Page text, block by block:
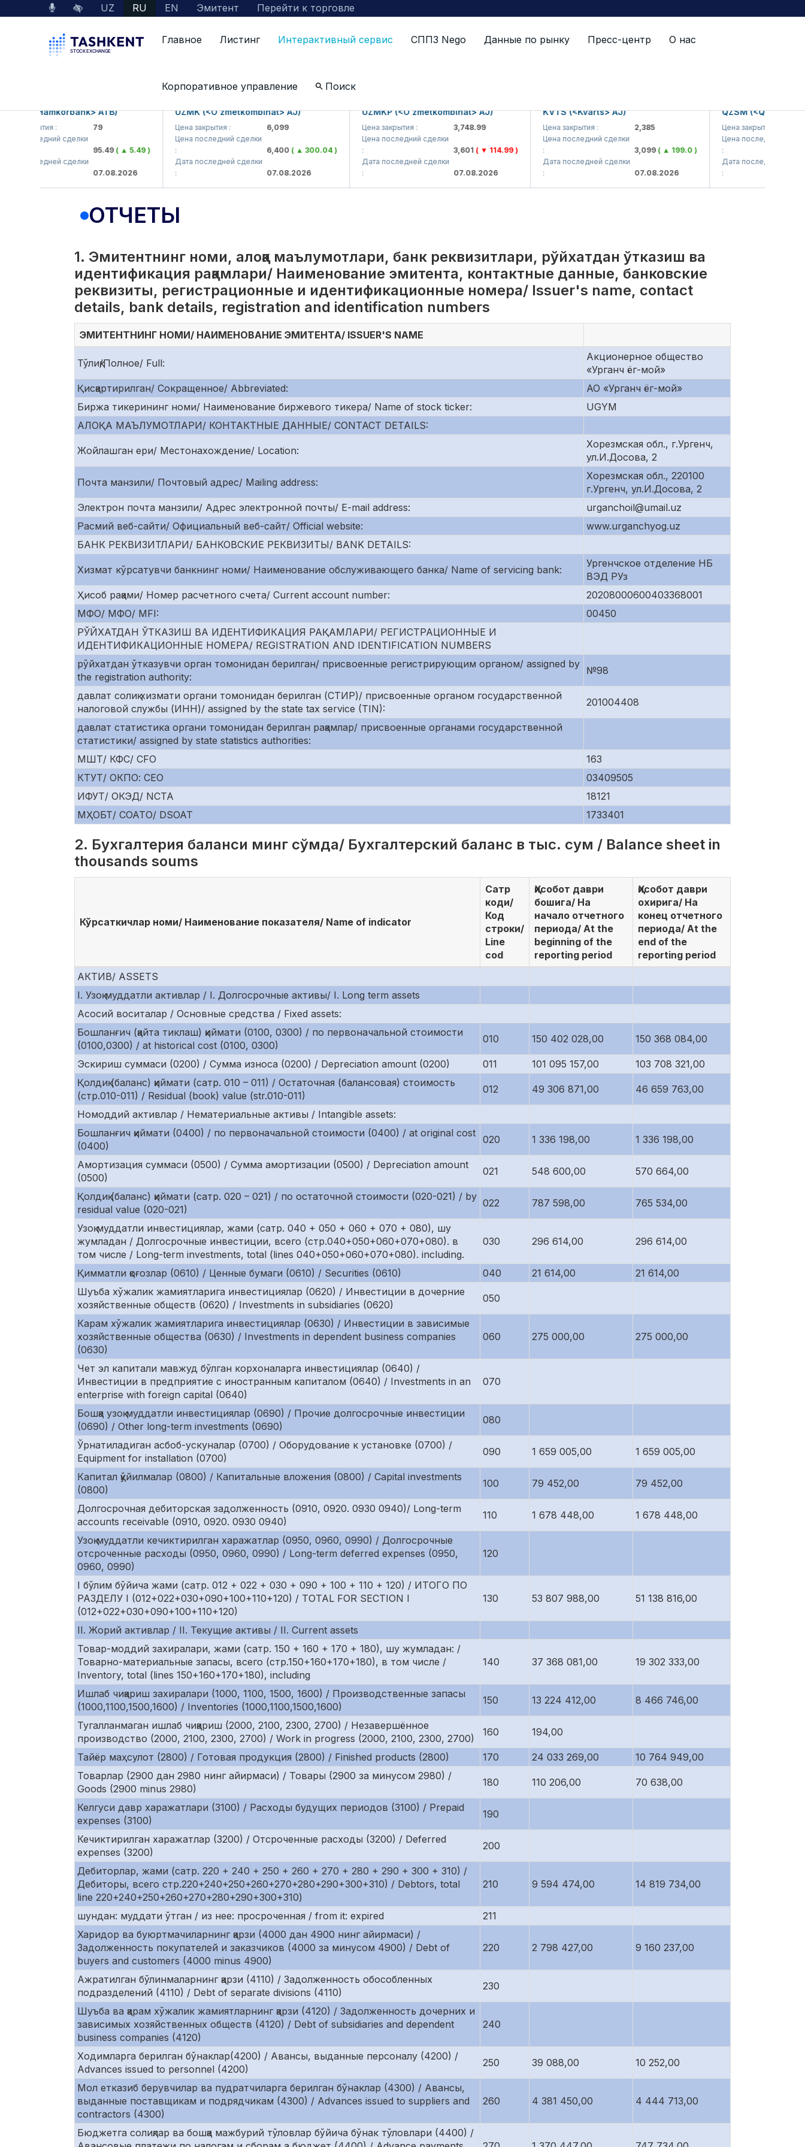
UZ RU EN Эмитент Перейти к торговле
Главное Листинг Интерактивный сервис СППЗ Nego Данные по рынку Пресс-центр О нас
Корпоративное управление Поиск
Раскрытие информации по компаниям включенных в биржевой котировальный список
(<Hamkorbank> ATB)
сделки
95.49( ▲ 5.49 )
сделки
07.08.2026
UZMK (<O'zmetkombinat> AJ)
Цена закрытия :
6,099
Цена последний сделки
6,400( ▲ 300.04 )
Дата последней сделки
07.08.2026
UZMKP (<O'zmetkombinat> AJ)
Цена закрытия :
3,748.99
Цена последний сделки
3,601( ▼ 114.99 )
Дата последней сделки
07.08.2026
KVTS (<Kvarts> AJ)
Цена закрытия :
Цена последний сделки
3,099( ▲ 199.0 )
Дата последней сделки
07.08.2026
QZSM
Цена закрытия :
Цена последний сделки
Дата последней сделки
ОТЧЕТЫ
1. Эмитентнинг номи, алоқа маълумотлари, банк реквизитлари, рўйхатдан ўтказиш ва
идентификация рақамлари/ Наименование эмитента, контактные данные, банковские
реквизиты, регистрационные и идентификационные номера/ Issuer's name, contact
details, bank details, registration and identification numbers
ЭМИТЕНТНИНГ НОМИ/ НАИМЕНОВАНИЕ ЭМИТЕНТА/ ISSUER'S NAME
Тўлиқ/Полное/ Full:
Акционерное общество
«Урганч ёг-мой»
Қисқартирилган/ Сокращенное/ Abbreviated:
АО «Урганч ёг-мой»
Биржа тикерининг номи/ Наименование биржевого тикера/ Name of stock ticker:
UGYM
АЛОҚА МАЪЛУМОТЛАРИ/ КОНТАКТНЫЕ ДАННЫЕ/ CONTACT DETAILS:
Жойлашган ери/ Местонахождение/ Location:
Хорезмская обл., г.Ургенч,
ул.И.Досова, 2
Почта манзили/ Почтовый адрес/ Mailing address:
Хорезмская обл., 220100
г.Ургенч, ул.И.Досова, 2
Электрон почта манзили/ Адрес электронной почты/ E-mail address:
urganchoil@umail.uz
Расмий веб-сайти/ Официальный веб-сайт/ Official website:
www.urganchyog.uz
БАНК РЕКВИЗИТЛАРИ/ БАНКОВСКИЕ РЕКВИЗИТЫ/ BANK DETAILS:
Хизмат кўрсатувчи банкнинг номи/ Наименование обслуживающего банка/ Name of servicing bank:
Ургенчское отделение НБ
ВЭД РУз
Ҳисоб рақами/ Номер расчетного счета/ Current account number:
20208000600403368001
МФО/ МФО/ MFI:
00450
РЎЙХАТДАН ЎТКАЗИШ ВА ИДЕНТИФИКАЦИЯ РАҚАМЛАРИ/ РЕГИСТРАЦИОННЫЕ И
ИДЕНТИФИКАЦИОННЫЕ НОМЕРА/ REGISTRATION AND IDENTIFICATION NUMBERS
рўйхатдан ўтказувчи орган томонидан берилган/ присвоенные регистрирующим органом/ assigned by
the registration authority:
№98
давлат солиқ хизмати органи томонидан берилган (СТИР)/ присвоенные органом государственной
налоговой службы (ИНН)/ assigned by the state tax service (TIN):
201004408
давлат статистика органи томонидан берилган рақамлар/ присвоенные органами государственной
статистики/ assigned by state statistics authorities:
МШТ/ КФС/ CFO
163
КТУТ/ ОКПО: CEO
03409505
ИФУТ/ ОКЭД/ NCTA
18121
МҲОБТ/ СОАТО/ DSOAT
1733401
2. Бухгалтерия баланси минг сўмда/ Бухгалтерский баланс в тыс. сум / Balance sheet in
thousands soums
Кўрсаткичлар номи/ Наименование показателя/ Name of indicator
Сатр
коди/
Код
строки/
Line
cod
Ҳисобот даври
бошига/ На
начало отчетного
периода/ At the
beginning of the
reporting period
Ҳисобот даври
охирига/ На
конец отчетного
периода/ At the
end of the
reporting period
АКТИВ/ ASSETS
I. Узоқ муддатли активлар / I. Долгосрочные активы/ I. Long term assets
Асосий воситалар / Основные средства / Fixed assets:
Бошланғич (қайта тиклаш) қиймати (0100, 0300) / по первоначальной стоимости
(0100,0300) / at historical cost (0100, 0300)
010 150 402 028,00 150 368 084,00
Эскириш суммаси (0200) / Сумма износа (0200) / Depreciation amount (0200) 011 101 095 157,00
103 708 321,00
Қолдиқ (баланс) қиймати (сатр. 010 – 011) / Остаточная (балансовая) стоимость
(стр.010-011) / Residual (book) value (str.010-011)
012 49 306 871,00 46 659 763,00
Номоддий активлар / Нематериальные активы / Intangible assets:
Бошланғич қиймати (0400) / по первоначальной стоимости (0400) / at original cost
(0400)
020 1 336 198,00 1 336 198,00
Амортизация суммаси (0500) / Сумма амортизации (0500) / Depreciation amount
(0500)
021 548 600,00 570 664,00
Қолдиқ (баланс) қиймати (сатр. 020 – 021) / по остаточной стоимости (020-021) / by
residual value (020-021)
022 787 598,00 765 534,00
Узоқ муддатли инвестициялар, жами (сатр. 040 + 050 + 060 + 070 + 080), шу
жумладан / Долгосрочные инвестиции, всего (стр.040+050+060+070+080). в
том числе / Long-term investments, total (lines 040+050+060+070+080). including.
030 296 614,00 296 614,00
Қимматли қоғозлар (0610) / Ценные бумаги (0610) / Securities (0610) 040 21 614,00
21 614,00
Шуъба хўжалик жамиятларига инвестициялар (0620) / Инвестиции в дочерние
хозяйственные обществ (0620) / Investments in subsidiaries (0620)
050
Карам хўжалик жамиятларига инвестициялар (0630) / Инвестиции в зависимые
хозяйственные общества (0630) / Investments in dependent business companies
(0630)
060 275 000,00 275 000,00
Чет эл капитали мавжуд бўлган корхоналарга инвестициялар (0640) /
Инвестиции в предприятие с иностранным капиталом (0640) / Investments in an
enterprise with foreign capital (0640)
070
Бошқа узоқ муддатли инвестициялар (0690) / Прочие долгосрочные инвестиции
(0690) / Other long-term investments (0690)
080
Ўрнатиладиган асбоб-ускуналар (0700) / Оборудование к установке (0700) /
Equipment for installation (0700)
090 1 659 005,00 1 659 005,00
Капитал қўйилмалар (0800) / Капитальные вложения (0800) / Capital investments
(0800)
100 79 452,00 79 452,00
Долгосрочная дебиторская задолженность (0910, 0920. 0930 0940)/ Long-term
accounts receivable (0910, 0920. 0930 0940)
110 1 678 448,00 1 678 448,00
Узоқ муддатли кечиктирилган харажатлар (0950, 0960, 0990) / Долгосрочные
отсроченные расходы (0950, 0960, 0990) / Long-term deferred expenses (0950,
0960, 0990)
120
I бўлим бўйича жами (сатр. 012 + 022 + 030 + 090 + 100 + 110 + 120) / ИТОГО ПО
РАЗДЕЛУ I (012+022+030+090+100+110+120) / TOTAL FOR SECTION I
(012+022+030+090+100+110+120)
130 53 807 988,00 51 138 816,00
II. Жорий активлар / II. Текущие активы / II. Current assets
Товар-моддий захиралари, жами (сатр. 150 + 160 + 170 + 180), шу жумладан: /
Товарно-материальные запасы, всего (стр.150+160+170+180), в том числе /
Inventory, total (lines 150+160+170+180), including
140 37 368 081,00 19 302 333,00
Ишлаб чиқариш захиралари (1000, 1100, 1500, 1600) / Производственные запасы
(1000,1100,1500,1600) / Inventories (1000,1100,1500,1600)
150 13 224 412,00 8 466 746,00
Тугалланмаган ишлаб чиқариш (2000, 2100, 2300, 2700) / Незавершённое
производство (2000, 2100, 2300, 2700) / Work in progress (2000, 2100, 2300, 2700)
160 194,00
Тайёр маҳсулот (2800) / Готовая продукция (2800) / Finished products (2800) 170 24 033 269,00
10 764 949,00
Товарлар (2900 дан 2980 нинг айирмаси) / Товары (2900 за минусом 2980) /
Goods (2900 minus 2980)
180 110 206,00 70 638,00
Келгуси давр харажатлари (3100) / Расходы будущих периодов (3100) / Prepaid
expenses (3100)
190
Кечиктирилган харажатлар (3200) / Отсроченные расходы (3200) / Deferred
expenses (3200)
200
Дебиторлар, жами (сатр. 220 + 240 + 250 + 260 + 270 + 280 + 290 + 300 + 310) /
Дебиторы, всего стр.220+240+250+260+270+280+290+300+310) / Debtors, total
line 220+240+250+260+270+280+290+300+310)
210 9 594 474,00 14 819 734,00
шундан: муддати ўтган / из нее: просроченная / from it: expired
211
Харидор ва буюртмачиларнинг қарзи (4000 дан 4900 нинг айирмаси) /
Задолженность покупателей и заказчиков (4000 за минусом 4900) / Debt of
buyers and customers (4000 minus 4900)
220 2 798 427,00 9 160 237,00
Ажратилган бўлинмаларнинг қарзи (4110) / Задолженность обособленных
подразделений (4110) / Debt of separate divisions (4110)
230
Шуъба ва қарам хўжалик жамиятларнинг қарзи (4120) / Задолженность дочерних и
зависимых хозяйственных обществ (4120) / Debt of subsidiaries and dependent
business companies (4120)
240
Ходимларга берилган бўнаклар(4200) / Авансы, выданные персоналу (4200) /
Advances issued to personnel (4200)
250 39 088,00 10 252,00
Мол етказиб берувчилар ва пудратчиларга берилган бўнаклар (4300) / Авансы,
выданные поставщикам и подрядчикам (4300) / Advances issued to suppliers and
contractors (4300)
260 4 381 450,00 4 444 713,00
Бюджетга солиқлар ва бошқа мажбурий тўловлар бўйича бўнак тўловлари (4400) /